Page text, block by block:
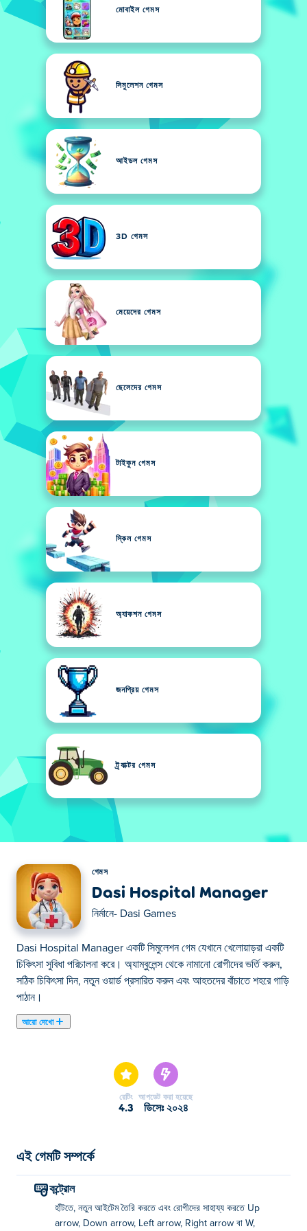
মোবাইল গেমস
সিমুলেশন গেমস
আইডল গেমস
3D গেমস
মেয়েদের গেমস
ছেলেদের গেমস
টাইকুন গেমস
স্কিল গেমস
অ্যাকশন গেমস
জনপ্রিয় গেমস
ট্র্যাক্টর গেমস
গেমস
Dasi Hospital Manager
নির্মানে- Dasi Games
Dasi Hospital Manager একটি সিমুলেশন গেম যেখানে খেলোয়াড়রা একটি
চিকিৎসা সুবিধা পরিচালনা করে। অ্যাম্বুলেন্স থেকে নামানো রোগীদের ভর্তি করুন,
সঠিক চিকিৎসা দিন, নতুন ওয়ার্ড প্রসারিত করুন এবং আহতদের বাঁচাতে শহরে গাড়ি
পাঠান।
আরো দেখো
আছেন। রোগীদের অ্যাম্বুলেন্সের সামনের দরজায় রেখে দেওয়া হয় এবং আপনাকে
তাদের সঠিক যত্ন প্রদান করতে হবে। আপনার উন্নতির সাথে সাথে আপনি
বিভিন্ন ধরণের রোগীদের সাহায্য করার জন্য নতুন ওয়ার্ড তৈরি করতে পারেন।
করতে পারেন?
দাসি হাসপাতালের ম্যানেজার কীভাবে খেলবেন?
আপনার হাসপাতালের মধ্যে দিয়ে হাঁটতে, নতুন আইটেম তৈরি করতে
এবং আপনার রোগীদের সাহায্য করতে তীর কী বা WASD ব্যবহার
রেটিং
4.3
আপডেট করা হয়েছে
ডিসেঃ ২০২৪
এই গেমটি সম্পর্কে
কন্ট্রোল
হাঁটতে, নতুন আইটেম তৈরি করতে এবং রোগীদের সাহায্য করতে Up
arrow, Down arrow, Left arrow, Right arrow বা W,